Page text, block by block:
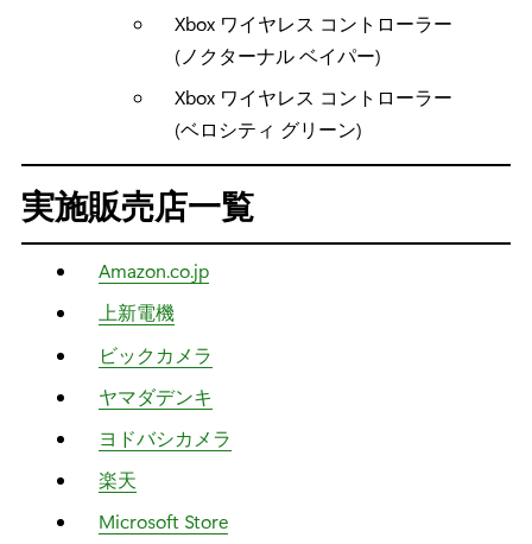
Xbox ワイヤレス コントローラー
(ノクターナル ベイパー)​
Xbox ワイヤレス コントローラー
(ベロシティ グリーン)​
実施販売店一覧
Amazon.co.jp
上新電機
ビックカメラ
ヤマダデンキ
ヨドバシカメラ
楽天
Microsoft Store